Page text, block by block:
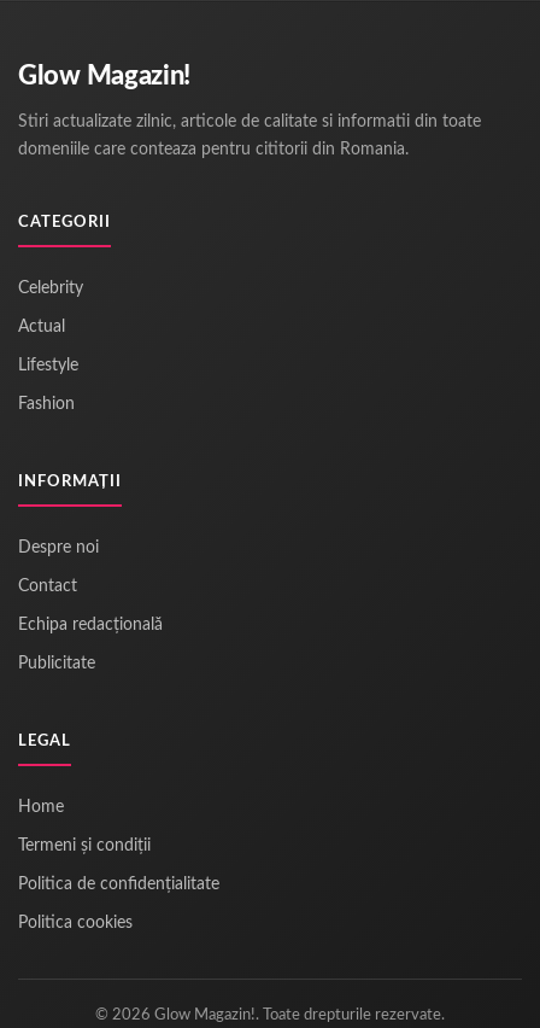
Glow Magazin!
Stiri actualizate zilnic, articole de calitate si informatii din toate
domeniile care conteaza pentru cititorii din Romania.
CATEGORII
Celebrity
Actual
Lifestyle
Fashion
INFORMAȚII
Despre noi
Contact
Echipa redacțională
Publicitate
LEGAL
Home
Termeni și condiții
Politica de confidențialitate
Politica cookies
© 2026 Glow Magazin!. Toate drepturile rezervate.